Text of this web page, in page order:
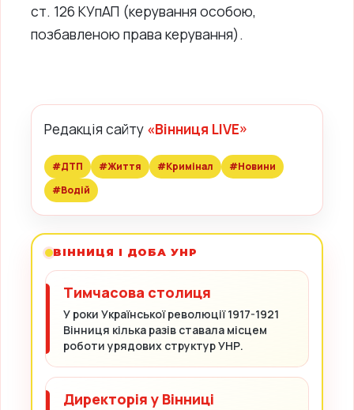
ст. 126 КУпАП (керування особою,
позбавленою права керування).
Редакція сайту «Вінниця LIVE»
#ДТП #Життя #Кримінал
#Новини
#Водій
ВІННИЦЯ І ДОБА УНР
Тимчасова столиця
У роки Української революції 1917-1921
Вінниця кілька разів ставала місцем
роботи урядових структур УНР.
Директорія у Вінниці